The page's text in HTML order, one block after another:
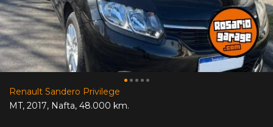
Renault Sandero Privilege
MT, 2017, Nafta, 48.000 km.